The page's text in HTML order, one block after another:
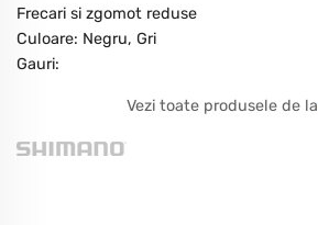
Frecari si zgomot reduse
Culoare: Negru, Gri
Gauri:
Vezi toate produsele de la